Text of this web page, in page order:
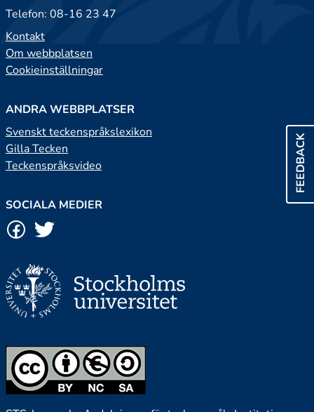
FEEDBACK
Telefon: 08-16 23 47
Kontakt
Om webbplatsen
Cookieinställningar
ANDRA WEBBPLATSER
Svenskt teckenspråkslexikon
Gilla Tecken
Teckenspråksvideo
SOCIALA MEDIER